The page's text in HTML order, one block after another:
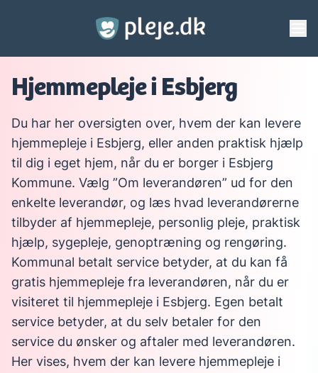
Hjemmepleje i Esbjerg
Du har her oversigten over, hvem der kan levere
hjemmepleje i Esbjerg, eller anden praktisk hjælp
til dig i eget hjem, når du er borger i Esbjerg
Kommune. Vælg ”Om leverandøren” ud for den
enkelte leverandør, og læs hvad leverandørerne
tilbyder af hjemmepleje, personlig pleje, praktisk
hjælp, sygepleje, genoptræning og rengøring.
Kommunal betalt service betyder, at du kan få
gratis hjemmepleje fra leverandøren, når du er
visiteret til hjemmepleje i Esbjerg. Egen betalt
service betyder, at du selv betaler for den
service du ønsker og aftaler med leverandøren.
Her vises, hvem der kan levere hjemmepleje i